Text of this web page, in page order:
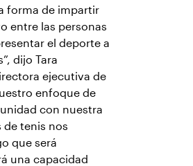
forma de impartir
entre las personas
el deporte a
dijo Tara
ejecutiva de
enfoque de
con nuestra
de tenis nos
que será
una capacidad